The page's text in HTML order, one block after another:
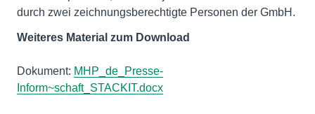
durch zwei zeichnungsberechtigte Personen der GmbH.
Weiteres Material zum Download
Dokument: MHP_de_Presse-
Inform~schaft_STACKIT.docx